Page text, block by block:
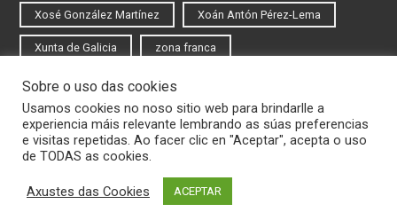
Xosé González Martínez Xoán Antón Pérez-Lema
Xunta de Galicia zona franca
Iniciar sesión
Rexistrarse
© 2020 Novas do Eixo Atlántico
Sobre o uso das cookies
Usamos cookies no noso sitio web para brindarlle a
experiencia máis relevante lembrando as súas preferencias
e visitas repetidas. Ao facer clic en "Aceptar", acepta o uso
de TODAS as cookies.
Axustes das Cookies ACEPTAR